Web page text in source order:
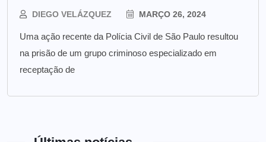
DIEGO VELÁZQUEZ MARÇO 26, 2024
Uma ação recente da Polícia Civil de São Paulo resultou
na prisão de um grupo criminoso especializado em
receptação de